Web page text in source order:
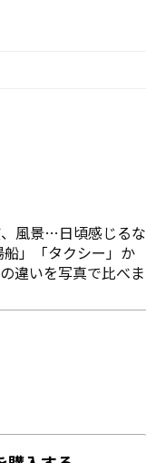
風景…日頃感じるな
」「タクシー」か
違いを写真で比べま